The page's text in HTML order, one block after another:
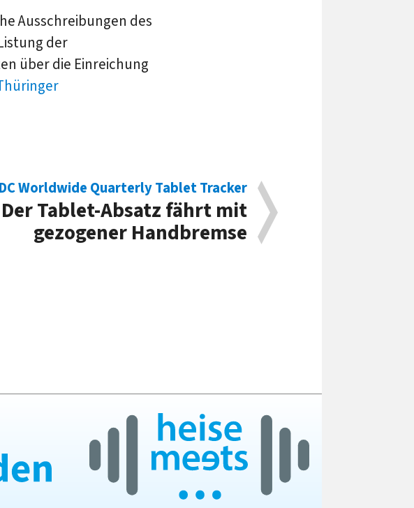
Ausschreibungen des
der
über die Einreichung
Worldwide Quarterly Tablet Tracker
Der Tablet-Absatz fährt mit
gezogener Handbremse